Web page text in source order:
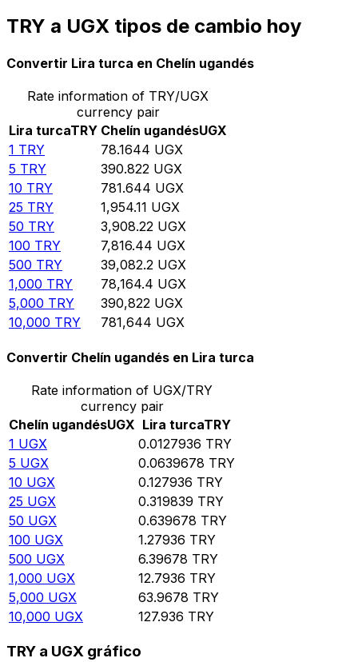
TRY a UGX tipos de cambio hoy
Convertir Lira turca en Chelín ugandés
Rate information of TRY/UGX
currency pair
Lira turcaTRY Chelín ugandésUGX
1 TRY 78.1644 UGX
5 TRY 390.822 UGX
10 TRY 781.644 UGX
25 TRY 1,954.11 UGX
50 TRY 3,908.22 UGX
100 TRY 7,816.44 UGX
500 TRY 39,082.2 UGX
1,000 TRY 78,164.4 UGX
5,000 TRY 390,822 UGX
10,000 TRY 781,644 UGX
Convertir Chelín ugandés en Lira turca
Rate information of UGX/TRY
currency pair
Chelín ugandésUGX Lira turcaTRY
1 UGX 0.0127936 TRY
5 UGX 0.0639678 TRY
10 UGX 0.127936 TRY
25 UGX 0.319839 TRY
50 UGX 0.639678 TRY
100 UGX 1.27936 TRY
500 UGX 6.39678 TRY
1,000 UGX 12.7936 TRY
5,000 UGX 63.9678 TRY
10,000 UGX 127.936 TRY
TRY a UGX gráfico